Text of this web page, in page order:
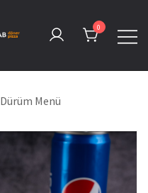
0
Dürüm Menü